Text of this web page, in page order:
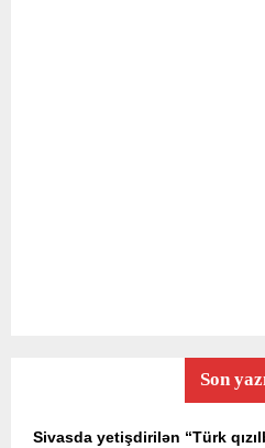
Son
Sivasda yetişdirilən “Türk